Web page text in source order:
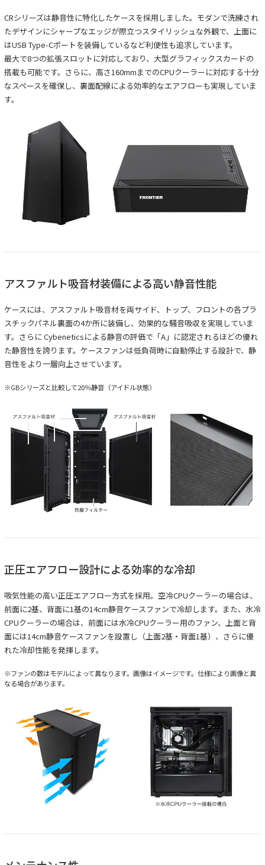
CRシリーズは静音性に特化したケースを採用しました。モダンで洗練され
たデザインにシャープなエッジが際立つスタイリッシュな外観で、上面に
はUSB Type-Cポートを装備しているなど利便性も追求しています。
最大で8つの拡張スロットに対応しており、大型グラフィックスカードの
搭載も可能です。さらに、高さ160mmまでのCPUクーラーに対応する十分
なスペースを確保し、裏面配線による効率的なエアフローも実現していま
す。
アスファルト吸音材装備による高い静音性能
ケースには、アスファルト吸音材を両サイド、トップ、フロントの各プラ
スチックパネル裏面の4か所に装備し、効果的な騒音吸収を実現していま
す。さらに Cybeneticsによる静音の評価で「A」に認定されるほどの優れ
た静音性を誇ります。ケースファンは低負荷時に自動停止する設計で、静
音性をより一層向上させています。
※GBシリーズと比較して20％静音（アイドル状態）
正圧エアフロー設計による効率的な冷却
吸気性能の高い正圧エアフロー方式を採用。空冷CPUクーラーの場合は、
前面に2基、背面に1基の14cm静音ケースファンで冷却します。また、水冷
CPUクーラーの場合は、前面には水冷CPUクーラー用のファン、上面と背
面には14cm静音ケースファンを設置し（上面2基・背面1基）、さらに優
れた冷却性能を発揮します。
※ファンの数はモデルによって異なります。画像はイメージです。仕様により画像と異
なる場合があります。